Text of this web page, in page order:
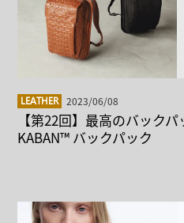
LEATHER 2023/06/08
【第22回】最高のバック
KABAN™ バックパック